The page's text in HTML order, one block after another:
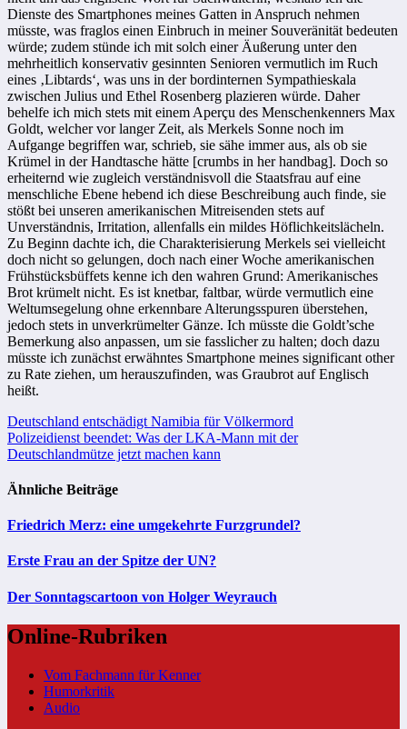
Dienste des Smartphones meines Gatten in Anspruch nehmen
müsste, was fraglos einen Einbruch in meiner Souveränität bedeuten
würde; zudem stünde ich mit solch einer Äußerung unter den
mehrheitlich konservativ gesinnten Senioren vermutlich im Ruch
eines ‚Libtards‘, was uns in der bordinternen Sympathieskala
zwischen Julius und Ethel Rosenberg plazieren würde. Daher
behelfe ich mich stets mit einem Aperçu des Menschenkenners Max
Goldt, welcher vor langer Zeit, als Merkels Sonne noch im
Aufgange begriffen war, schrieb, sie sähe immer aus, als ob sie
Krümel in der Handtasche hätte [crumbs in her handbag]. Doch so
erheiternd wie zugleich verständnisvoll die Staatsfrau auf eine
menschliche Ebene hebend ich diese Beschreibung auch finde, sie
stößt bei unseren amerikanischen Mitreisenden stets auf
Unverständnis, Irritation, allenfalls ein mildes Höflichkeitslächeln.
Zu Beginn dachte ich, die Charakterisierung Merkels sei vielleicht
doch nicht so gelungen, doch nach einer Woche amerikanischen
Frühstücksbüffets kenne ich den wahren Grund: Amerikanisches
Brot krümelt nicht. Es ist knetbar, faltbar, würde vermutlich eine
Weltumsegelung ohne erkennbare Alterungsspuren überstehen,
jedoch stets in unverkrümelter Gänze. Ich müsste die Goldt’sche
Bemerkung also anpassen, um sie fasslicher zu halten; doch dazu
müsste ich zunächst erwähntes Smartphone meines significant other
zu Rate ziehen, um herauszufinden, was Graubrot auf Englisch
heißt.
Beitragsnavigation
Deutschland entschädigt Namibia für Völkermord
Polizeidienst beendet: Was der LKA-Mann mit der
Deutschlandmütze jetzt machen kann
Ähnliche Beiträge
Friedrich Merz: eine umgekehrte Furzgrundel?
Erste Frau an der Spitze der UN?
Der Sonntagscartoon von Holger Weyrauch
Online-Rubriken
Vom Fachmann für Kenner
Humorkritik
Audio